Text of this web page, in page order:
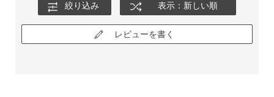
絞り込み 表示：新しい順
レビューを書く